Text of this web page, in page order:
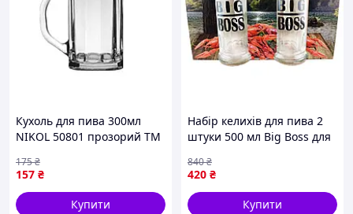
Кухоль для пива 300мл
NIKOL 50801 прозорий ТМ
157 ₴
175₴
Купити
Набір келихів для пива 2
штуки 500 мл Big Boss для
420 ₴
840₴
Купити